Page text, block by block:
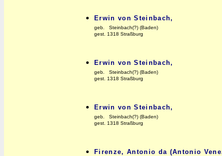
Erwin von Steinbach,
geb. Steinbach(?) (Baden)
gest. 1318 Straßburg
Erwin von Steinbach,
geb. Steinbach(?) (Baden)
gest. 1318 Straßburg
Erwin von Steinbach,
geb. Steinbach(?) (Baden)
gest. 1318 Straßburg
Firenze, Antonio da (Antonio